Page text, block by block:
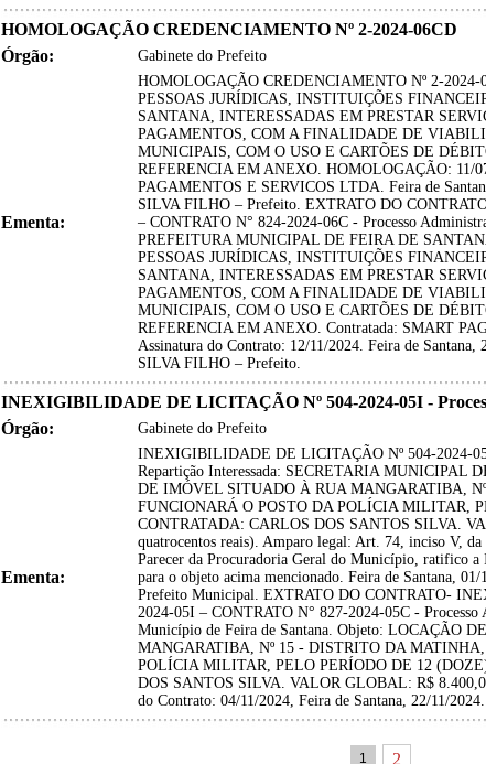
HOMOLOGAÇÃO CREDENCIAMENTO Nº 2-2024-06CD
Órgão:
Gabinete do Prefeito
Ementa:
HOMOLOGAÇÃO CREDENCIAMENTO Nº 2-
PESSOAS JURÍDICAS, INSTITUIÇÕES
SANTANA, INTERESSADAS EM PRESTAR
PAGAMENTOS, COM A FINALIDADE DE
MUNICIPAIS, COM O USO E CARTÕES DE
REFERENCIA EM ANEXO. HOMOLOGAÇÃO: 11/
PAGAMENTOS E SERVICOS LTDA. Feira de
SILVA FILHO – Prefeito. EXTRATO DO
– CONTRATO N° 824-2024-06C - Processo
PREFEITURA MUNICIPAL DE FEIRA DE
PESSOAS JURÍDICAS, INSTITUIÇÕES
SANTANA, INTERESSADAS EM PRESTAR
PAGAMENTOS, COM A FINALIDADE DE
MUNICIPAIS, COM O USO E CARTÕES DE
REFERENCIA EM ANEXO. Contratada: SMART
Assinatura do Contrato: 12/11/2024. Feira de
SILVA FILHO – Prefeito.
INEXIGIBILIDADE DE LICITAÇÃO Nº 504-2024-05I -
Órgão:
Gabinete do Prefeito
Ementa:
INEXIGIBILIDADE DE LICITAÇÃO Nº 504-2024-
Repartição Interessada: SECRETARIA MUNICIPAL
DE IMÓVEL SITUADO À RUA MANGARATIBA,
FUNCIONARÁ O POSTO DA POLÍCIA MILITAR,
CONTRATADA: CARLOS DOS SANTOS SILVA.
quatrocentos reais). Amparo legal: Art. 74, inciso V,
Parecer da Procuradoria Geral do Município,
para o objeto acima mencionado. Feira de Santana,
Prefeito Municipal. EXTRATO DO CONTRATO-
2024-05I – CONTRATO N° 827-2024-05C -
Município de Feira de Santana. Objeto: LOCAÇÃO
MANGARATIBA, Nº 15 - DISTRITO DA
POLÍCIA MILITAR, PELO PERÍODO DE 12
DOS SANTOS SILVA. VALOR GLOBAL: R$
do Contrato: 04/11/2024, Feira de Santana, 22/11/2024.
1 2